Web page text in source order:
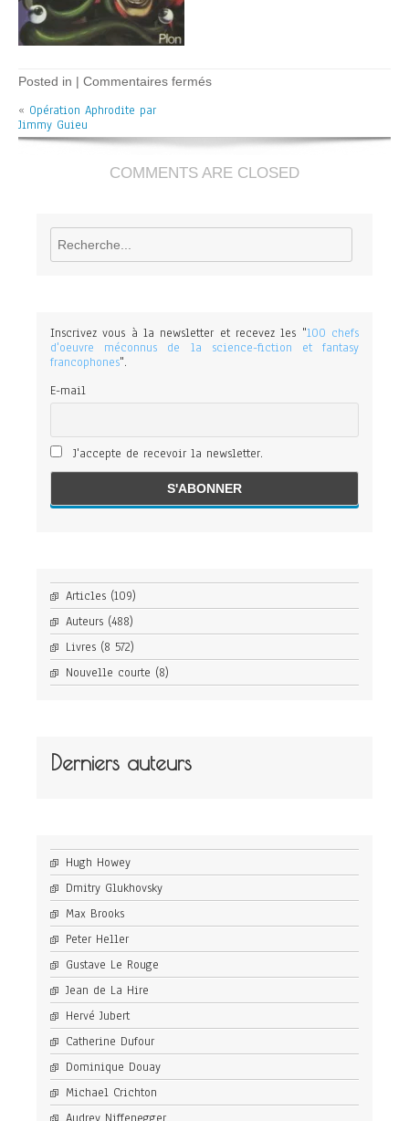
Posted in | Commentaires ferméssur
J
« Opération Aphrodite par
Jimmy Guieu
COMMENTS ARE CLOSED
Rechercher
Inscrivez vous à la newsletter et recevez les "100 chefs
d'oeuvre méconnus de la science-fiction et fantasy
francophones".
E-mail
J'accepte de recevoir la newsletter.
Articles (109)
Auteurs (488)
Livres (8 572)
Nouvelle courte (8)
Derniers auteurs
Hugh Howey
Dmitry Glukhovsky
Max Brooks
Peter Heller
Gustave Le Rouge
Jean de La Hire
Hervé Jubert
Catherine Dufour
Dominique Douay
Michael Crichton